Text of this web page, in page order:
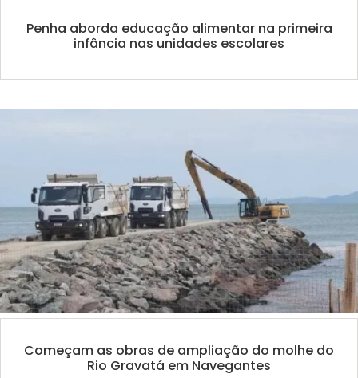
Penha aborda educação alimentar na primeira
infância nas unidades escolares
Começam as obras de ampliação do molhe do
Rio Gravatá em Navegantes